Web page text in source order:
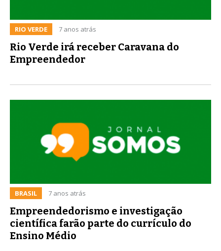
RIO VERDE 7 anos atrás
Rio Verde irá receber Caravana do
Empreendedor
BRASIL 7 anos atrás
Empreendedorismo e investigação
científica farão parte do currículo do
Ensino Médio